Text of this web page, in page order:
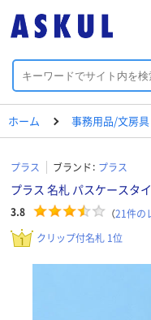
ホーム 事務用品/文房具
プラス ブランド： プラス
プラス 名札 パスケースタ
3.8 （21件の
クリップ付名札 1位